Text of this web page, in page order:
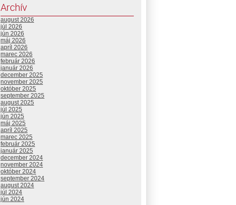
Archív
august 2026
júl 2026
jún 2026
máj 2026
apríl 2026
marec 2026
február 2026
január 2026
december 2025
november 2025
október 2025
september 2025
august 2025
júl 2025
jún 2025
máj 2025
apríl 2025
marec 2025
február 2025
január 2025
december 2024
november 2024
október 2024
september 2024
august 2024
júl 2024
jún 2024